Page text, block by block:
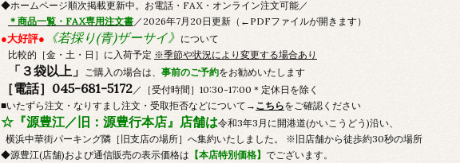
◆ホームページ順次掲載更新中。お電話・FAX・オンライン注文可能／
＊商品一覧・FAX専用注文書／2026年7月20日更新（←PDFファイルが開きます）
●大好評● 《若採り(青)ザーサイ》 について
比較的［金・土・日］に入荷予定 ※季節や状況により変更する場合あり
「３袋以上」 ご購入の場合は、 事前のご予約をお勧めいたします
［電話］045-681-5172／［受付時間］10:30-17:00＊定休日を除く
■いたずら注文・なりすまし注文・受取拒否などについて→ こちらをご確認ください
☆『源豊江／旧：源豊行本店』店舗は令和3年3月に開港道(かいこうどう)沿い、
横浜中華街パーキング隣［旧支店の場所］へ集約いたしました。 ※旧店舗から徒歩約30秒の場所
◆源豊江(店舗)および通信販売の表示価格は 【本店特別価格】 でございます。